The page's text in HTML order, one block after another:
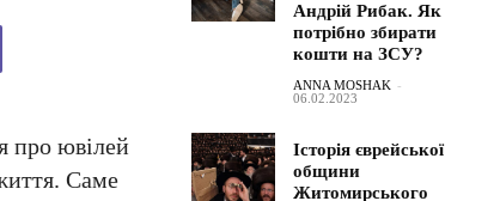
про ювілей
Саме
Андрій Рибак. Як
потрібно збирати
кошти на ЗСУ?
ANNA MOSHAK -
06.02.2023
Історія єврейської
общини
Житомирського